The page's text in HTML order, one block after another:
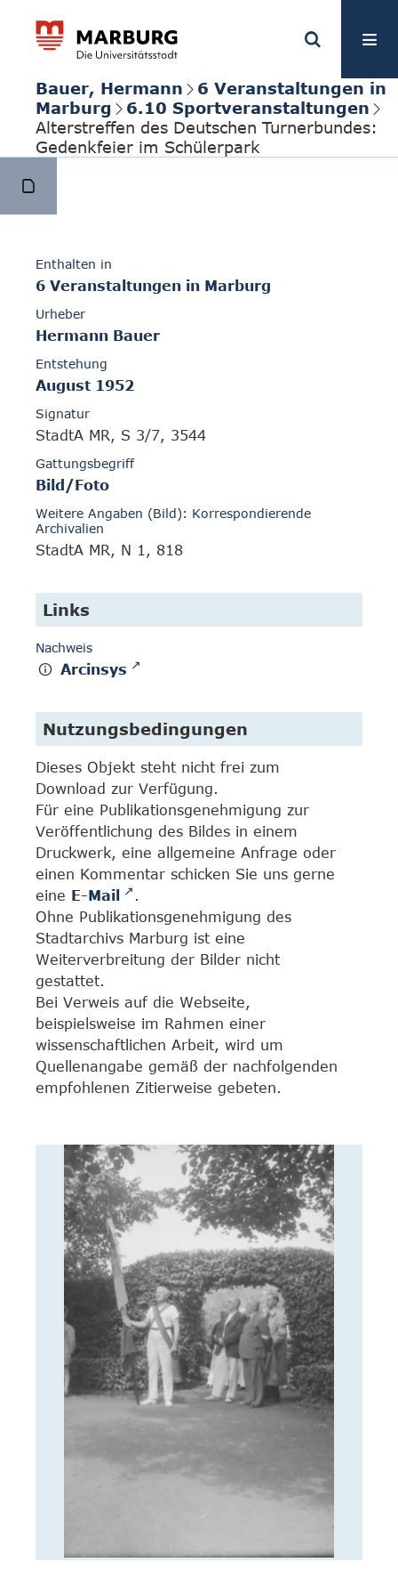
Bauer, Hermann
6 Veranstaltungen in
Marburg
6.10 Sportveranstaltungen
Alterstreffen des Deutschen Turnerbundes:
Gedenkfeier im Schülerpark
Enthalten in
6 Veranstaltungen in Marburg
Urheber
Hermann Bauer
Entstehung
August 1952
Signatur
StadtA MR, S 3/7, 3544
Gattungsbegriff
Bild/Foto
Weitere Angaben (Bild): Korrespondierende
Archivalien
StadtA MR, N 1, 818
Links
Nachweis
Arcinsys
Nutzungsbedingungen
Dieses Objekt steht nicht frei zum
Download zur Verfügung.
Für eine Publikationsgenehmigung zur
Veröffentlichung des Bildes in einem
Druckwerk, eine allgemeine Anfrage oder
einen Kommentar schicken Sie uns gerne
eine E-Mail
.
Ohne Publikationsgenehmigung des
Stadtarchivs Marburg ist eine
Weiterverbreitung der Bilder nicht
gestattet.
Bei Verweis auf die Webseite,
beispielsweise im Rahmen einer
wissenschaftlichen Arbeit, wird um
Quellenangabe gemäß der nachfolgenden
empfohlenen Zitierweise gebeten.